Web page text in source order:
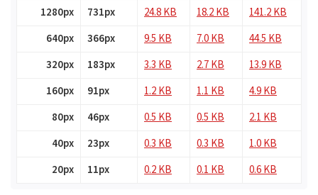
1280px
731px 24.8 KB 18.2 KB
141.2 KB
640px
366px 9.5 KB 7.0 KB
44.5 KB
320px
183px 3.3 KB 2.7 KB
13.9 KB
160px
91px 1.2 KB 1.1 KB
4.9 KB
80px
46px 0.5 KB 0.5 KB
2.1 KB
40px
23px 0.3 KB 0.3 KB
1.0 KB
20px
11px 0.2 KB 0.1 KB 0.6 KB